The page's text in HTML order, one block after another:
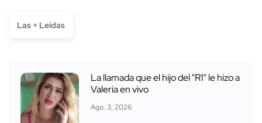
Las + Leídas
La llamada que el hijo del "R1" le hizo a
Valeria en vivo
Ago. 3, 2026